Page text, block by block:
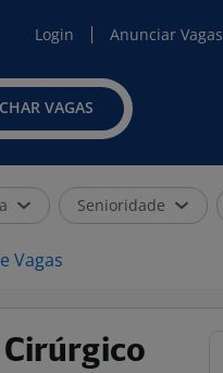
Login Anunciar Vagas
VAGAS
Senioridade
Vagas